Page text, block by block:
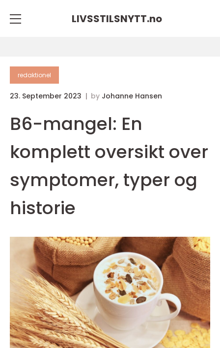
LIVSSTILSNYTT.no
redaktionel
23. September 2023 by Johanne Hansen
B6-mangel: En
komplett oversikt over
symptomer, typer og
historie